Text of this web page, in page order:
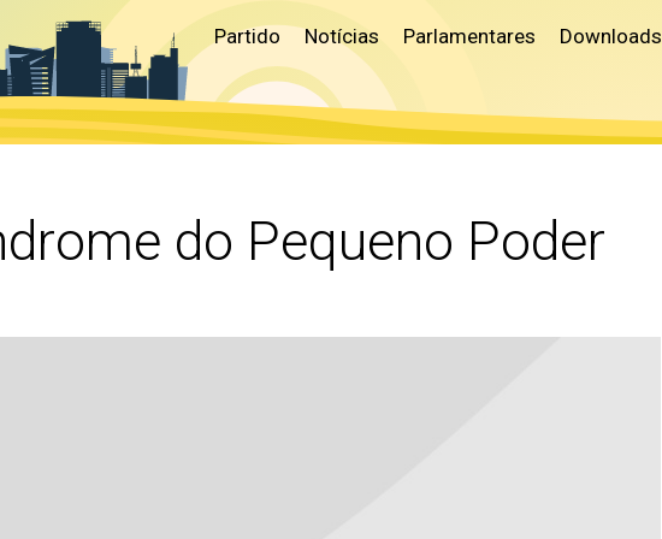
Partido Notícias Parlamentares Downloads
do Pequeno Poder